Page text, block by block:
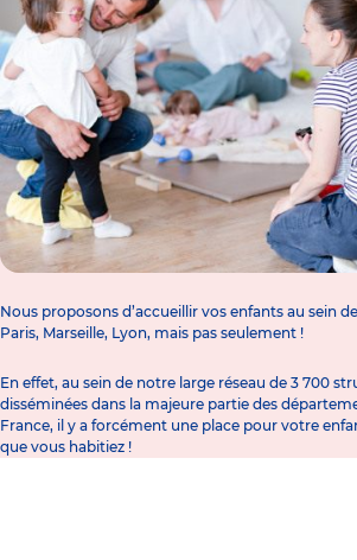
Nous proposons d’accueillir vos enfants au sein
Paris, Marseille, Lyon, mais pas seulement !
En effet, au sein de notre large réseau de 3 700
disséminées dans la majeure partie des
France, il y a forcément une place pour votre
que vous habitiez !